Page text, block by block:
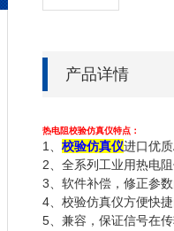
产品详情
热电阻校验仿真仪特点：
1、 校验仿真仪进口优
2、全系列工业用热电
3、软件补偿，修正参
4、校验仿真仪方便快
5、兼容，保证信号在